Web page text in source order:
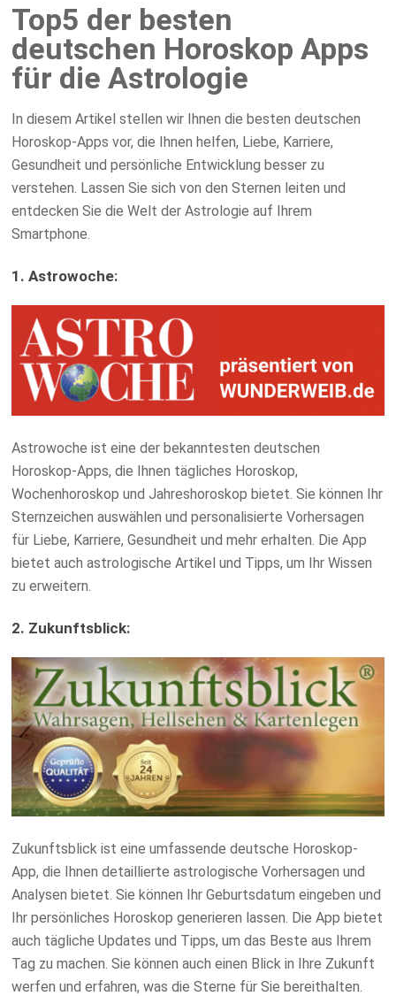
Top5 der besten
deutschen Horoskop Apps
für die Astrologie
In diesem Artikel stellen wir Ihnen die besten deutschen
Horoskop-Apps vor, die Ihnen helfen, Liebe, Karriere,
Gesundheit und persönliche Entwicklung besser zu
verstehen. Lassen Sie sich von den Sternen leiten und
entdecken Sie die Welt der Astrologie auf Ihrem
Smartphone.
1. Astrowoche:
Astrowoche ist eine der bekanntesten deutschen
Horoskop-Apps, die Ihnen tägliches Horoskop,
Wochenhoroskop und Jahreshoroskop bietet. Sie können Ihr
Sternzeichen auswählen und personalisierte Vorhersagen
für Liebe, Karriere, Gesundheit und mehr erhalten. Die App
bietet auch astrologische Artikel und Tipps, um Ihr Wissen
zu erweitern.
2. Zukunftsblick:
Zukunftsblick ist eine umfassende deutsche Horoskop-
App, die Ihnen detaillierte astrologische Vorhersagen und
Analysen bietet. Sie können Ihr Geburtsdatum eingeben und
Ihr persönliches Horoskop generieren lassen. Die App bietet
auch tägliche Updates und Tipps, um das Beste aus Ihrem
Tag zu machen. Sie können auch einen Blick in Ihre Zukunft
werfen und erfahren, was die Sterne für Sie bereithalten.